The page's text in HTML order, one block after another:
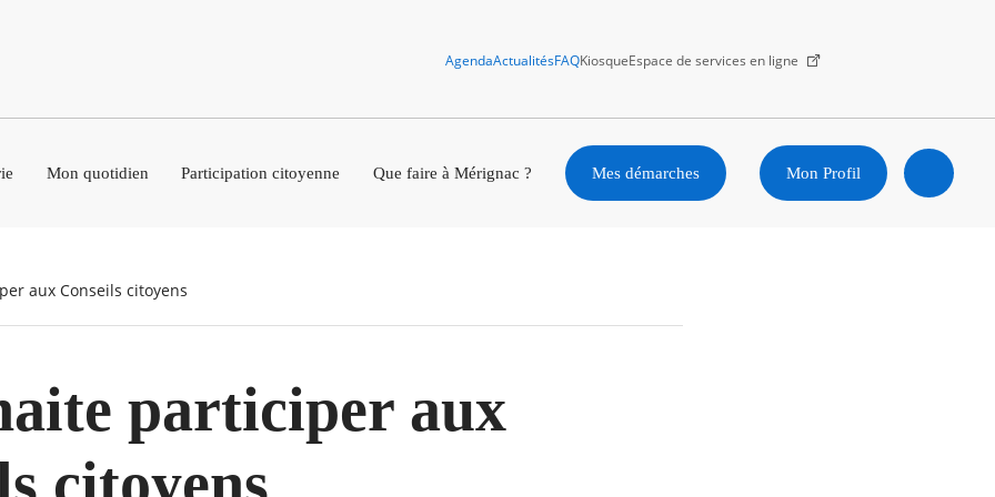
AgendaActualitésFAQKiosqueEspace de services en ligne
Mon quotidien Participation citoyenne Que faire à Mérignac ? Mes démarches Mon Profil
aux Conseils citoyens
participer aux